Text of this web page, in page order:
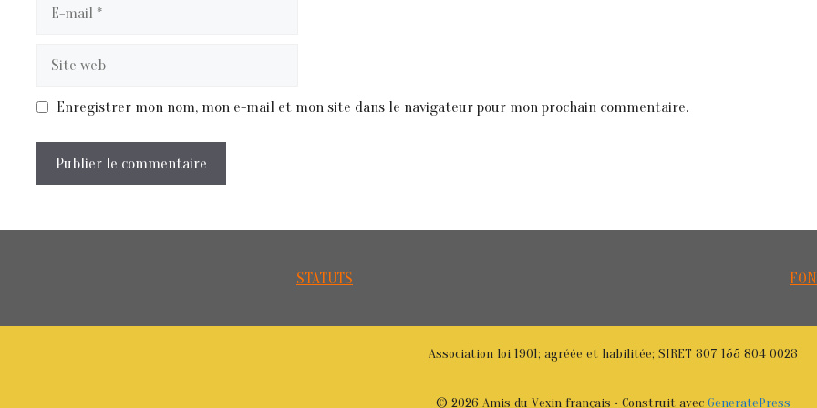
Enregistrer mon nom, mon e-mail et mon site dans le navigateur pour mon prochain commentaire.
STATUTS
Association loi 1901; agréée et habilitée; SIRET 307 155 804 0023
© 2026 Amis du Vexin français • Construit avec GeneratePress